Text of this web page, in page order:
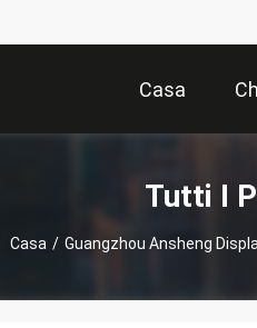
Casa
Tutti I
Casa / Guangzhou Ansheng